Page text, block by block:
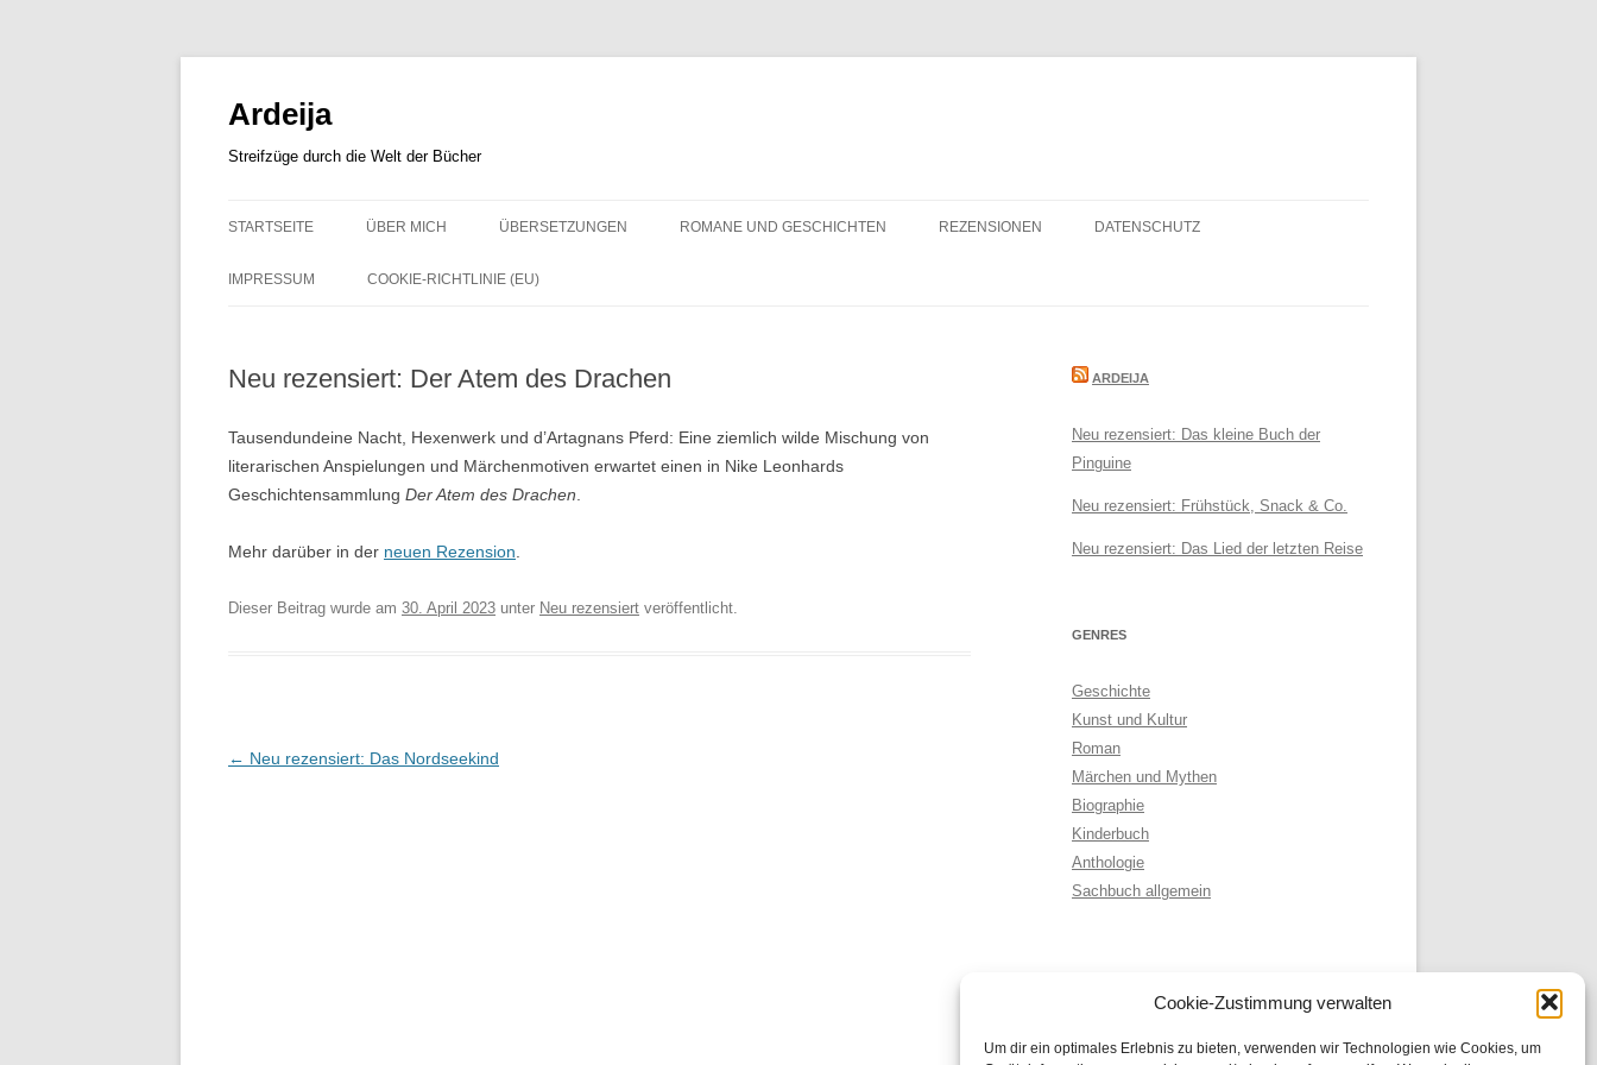
Cookie-Zustimmung verwalten
Um dir ein optimales Erlebnis zu bieten, verwenden wir Technologien wie Cookies, um
Ardeija
Streifzüge durch die Welt der Bücher
STARTSEITE ÜBER MICH ÜBERSETZUNGEN ROMANE UND GESCHICHTEN REZENSIONEN DATENSCHUTZ
IMPRESSUM COOKIE-RICHTLINIE (EU)
Neu rezensiert: Der Atem des Drachen
Tausendundeine Nacht, Hexenwerk und d’Artagnans Pferd: Eine ziemlich wilde Mischung von
literarischen Anspielungen und Märchenmotiven erwartet einen in Nike Leonhards
Geschichtensammlung Der Atem des Drachen
Mehr darüber in der neuen Rezension
Dieser Beitrag wurde am 30. April 2023 unter Neu rezensiert veröffentlicht.
Beitragsnavigation
← Neu rezensiert: Das Nordseekind
ARDEIJA
Neu rezensiert: Das kleine Buch der
Pinguine
Neu rezensiert: Frühstück, Snack & Co.
Neu rezensiert: Das Lied der letzten Reise
GENRES
Geschichte
Kunst und Kultur
Roman
Märchen und Mythen
Biographie
Kinderbuch
Anthologie
Sachbuch allgemein